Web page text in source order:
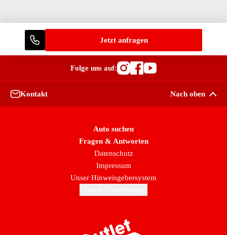
Jetzt anfragen
Folge uns auf:
Besuche
Besuche
Besuche
Kontakt Nach oben
Auto suchen
Fragen & Antworten
Datenschutz
Impressum
Unser Hinweisgebersystem
Zur Startseite